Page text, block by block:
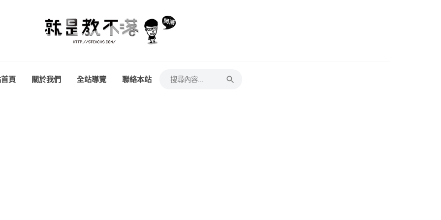
頁 關於我們 全站導覽 聯絡本站